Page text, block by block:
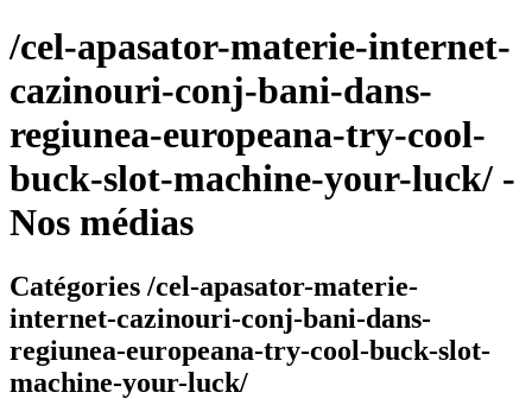
/cel-apasator-materie-internet-
cazinouri-conj-bani-dans-
regiunea-europeana-try-cool-
buck-slot-machine-your-luck/ -
Nos médias
Catégories /cel-apasator-materie-
internet-cazinouri-conj-bani-dans-
regiunea-europeana-try-cool-buck-slot-
machine-your-luck/